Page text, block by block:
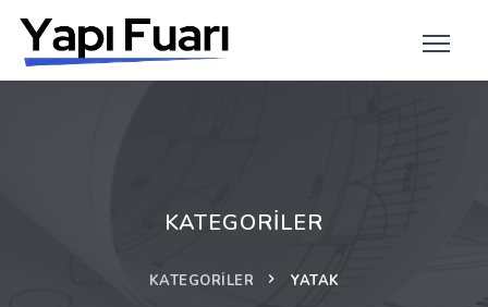
KATEGORILER
KATEGORILER YATAK